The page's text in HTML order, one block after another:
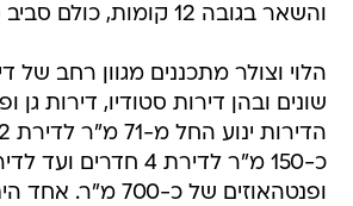
והשאר בגובה 12 קומות, כולם סביב פארק מרכזי.
הלוי וצולר מתכננים מגוון רחב של
שונים ובהן דירות סטודיו, דירות גן
ופנטהאוזים של כ-700